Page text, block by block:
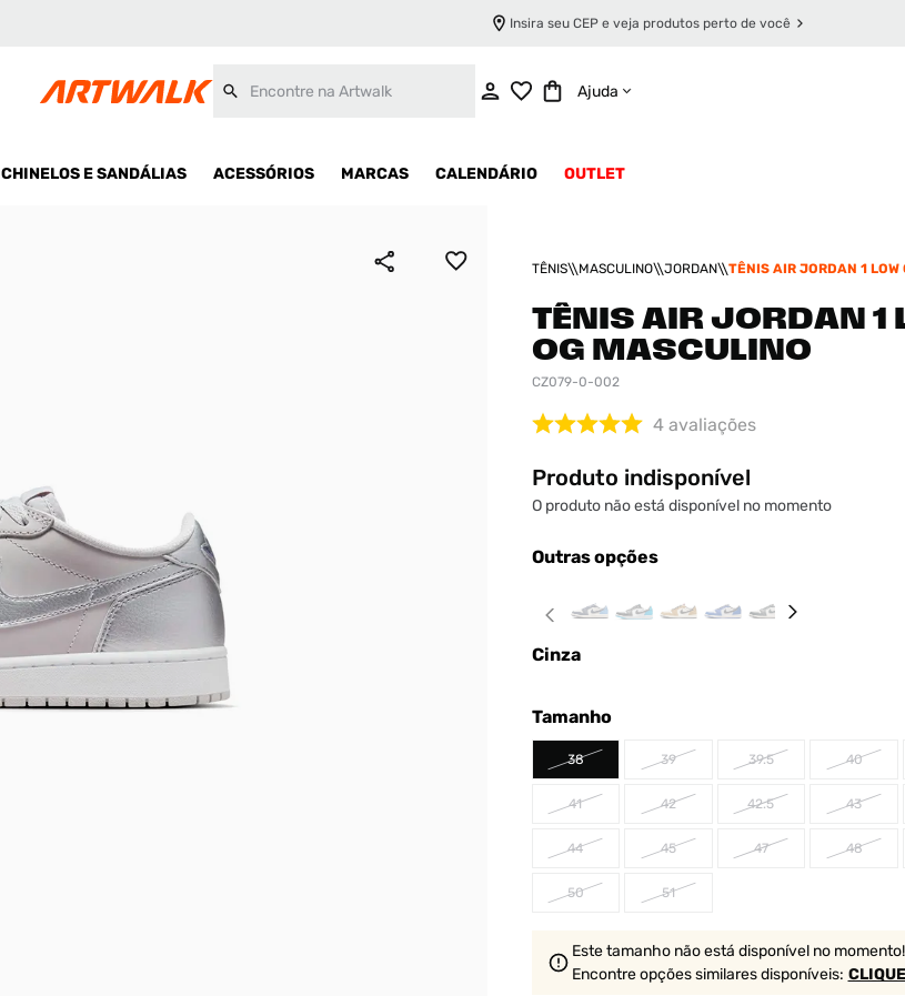
Insira seu CEP e veja produtos perto de você
Ajuda
CHINELOS E SANDÁLIAS ACESSÓRIOS MARCAS CALENDÁRIO OUTLET
TÊNIS MASCULINO JORDAN
TÊNIS AIR JORDAN 1 LOW
TÊNIS AIR JORDAN 1
OG MASCULINO
CZ079-0-002
4 avaliações
Produto indisponível
O produto não está disponível no momento
Outras opções
Cinza
Tamanho
38 39 39.5 40
41 42 42.5 43
44 45 47 48
50 51
Este tamanho não está disponível no momento!
Encontre opções similaresdisponíveis: